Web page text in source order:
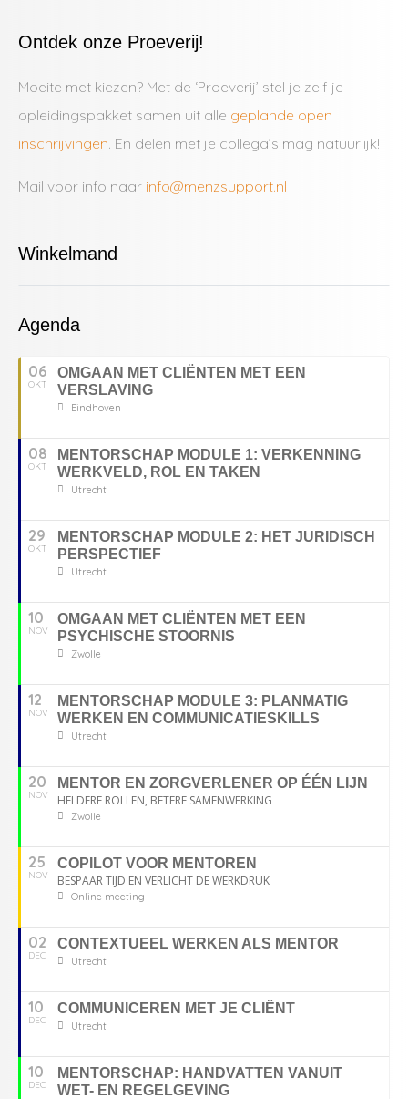
Ontdek onze Proeverij!
Moeite met kiezen? Met de ‘Proeverij’ stel je zelf je
opleidingspakket samen uit alle geplande open
inschrijvingen . En delen met je collega’s mag natuurlijk!
Mail voor info naar info@menzsupport.nl
Winkelmand
Agenda
06
OKT
OMGAAN MET CLIËNTEN MET EEN
VERSLAVING
Eindhoven
08
OKT
MENTORSCHAP MODULE 1: VERKENNING
WERKVELD, ROL EN TAKEN
Utrecht
29
OKT
MENTORSCHAP MODULE 2: HET JURIDISCH
PERSPECTIEF
Utrecht
10
NOV
OMGAAN MET CLIËNTEN MET EEN
PSYCHISCHE STOORNIS
Zwolle
12
NOV
MENTORSCHAP MODULE 3: PLANMATIG
WERKEN EN COMMUNICATIESKILLS
Utrecht
20
NOV
MENTOR EN ZORGVERLENER OP ÉÉN LIJN
HELDERE ROLLEN, BETERE SAMENWERKING
Zwolle
25
NOV
COPILOT VOOR MENTOREN
BESPAAR TIJD EN VERLICHT DE WERKDRUK
Online meeting
02
DEC
CONTEXTUEEL WERKEN ALS MENTOR
Utrecht
10
DEC
COMMUNICEREN MET JE CLIËNT
Utrecht
10
DEC
MENTORSCHAP: HANDVATTEN VANUIT
WET- EN REGELGEVING